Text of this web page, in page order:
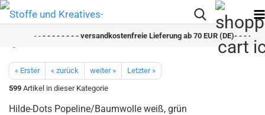
- - - - - - - - versandkostenfreie Lieferung ab 70 EUR (DE)- - - - - -
« Erster « zurück weiter »
Letzter »
599 Artikel in dieser Kategorie
Hilde-Dots Popeline/Baumwolle weiß, grün